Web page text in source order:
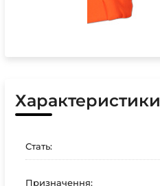
Характеристики
Стать:
Призначення: